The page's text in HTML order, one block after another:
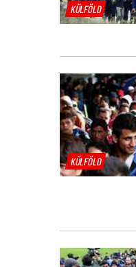
KÜLFÖLD
KÜLFÖLD